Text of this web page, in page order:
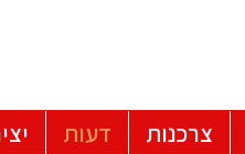
צרכנות דעות